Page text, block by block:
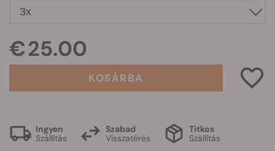
€ 25.00
KOSÁRBA
Ingyen
Szállítás
Szabad
Visszatérés
Titkos
Szállítás